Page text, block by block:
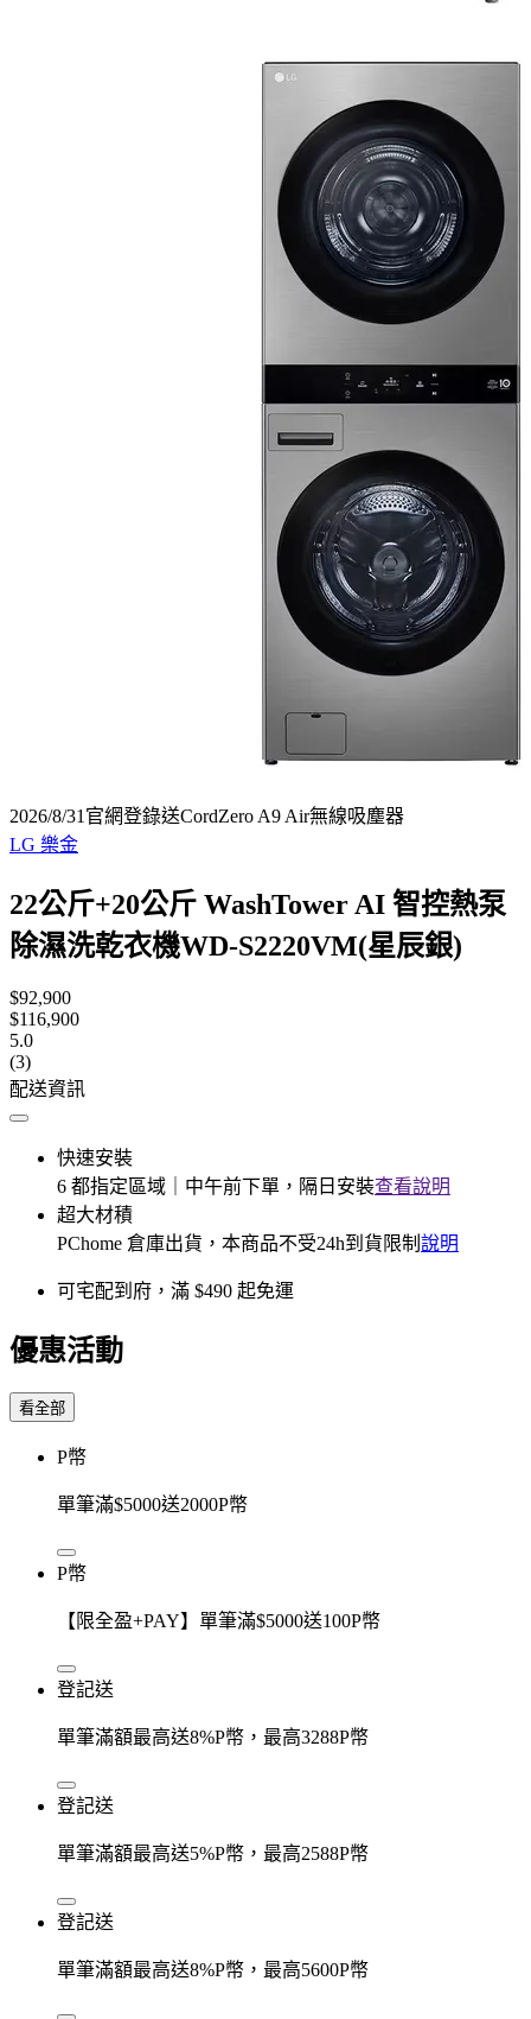
2026/8/31官網登錄送CordZero A9 Air無線吸塵器
LG 樂金
22公斤+20公斤 WashTower AI 智控熱泵
除濕洗乾衣機WD-S2220VM(星辰銀)
$92,900
$116,900
5.0
(3)
配送資訊
快速安裝
6 都指定區域｜中午前下單，隔日安裝查看說明
超大材積
PChome 倉庫出貨，本商品不受24h到貨限制 說明
可宅配到府，滿 $490 起免運
優惠活動
看全部
P幣
單筆滿$5000送2000P幣
P幣
【限全盈+PAY】單筆滿$5000送100P幣
登記送
單筆滿額最高送8%P幣，最高3288P幣
登記送
單筆滿額最高送5%P幣，最高2588P幣
登記送
單筆滿額最高送8%P幣，最高5600P幣